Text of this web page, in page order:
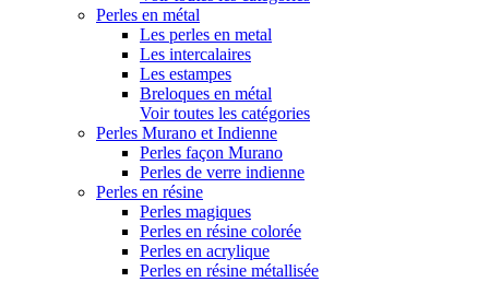
Perles en métal
Les perles en metal
Les intercalaires
Les estampes
Breloques en métal
Voir toutes les catégories
Perles Murano et Indienne
Perles façon Murano
Perles de verre indienne
Perles en résine
Perles magiques
Perles en résine colorée
Perles en acrylique
Perles en résine métallisée